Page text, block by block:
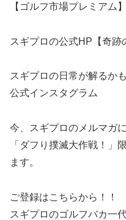
【ゴルフ市場プレミアム】
スギプロの公式HP【奇跡
スギプロの日常が解るか
公式インスタグラム
今、スギプロのメルマガ
「ダフり撲滅大作戦！」
ます。
ご登録はこちらから！！
スギプロのゴルフバカ一